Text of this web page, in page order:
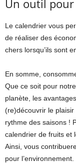
Un outil pour
Le calendrier vous
de réaliser des
chers lorsqu’ils sont
En somme,
Que ce soit pour
planète, les
(re)découvrir le plaisir
rythme des saisons !
calendrier de fruits et
Ainsi, vous
pour l’environnement.